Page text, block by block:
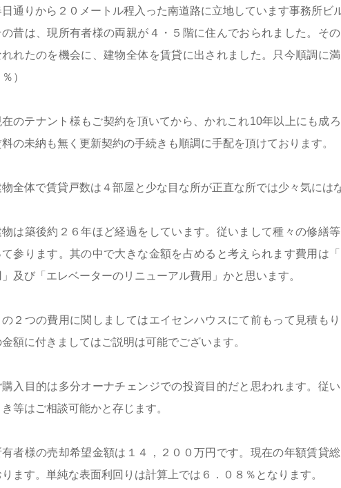
通りから２０メートル程入った南道路に立地しています事務所ビ
の昔は、現所有者様の両親が４・５階に住んでおられました。そ
れれたのを機会に、建物全体を賃貸に出されました。只今順調に
）
在のテナント様もご契約を頂いてから、かれこれ10年以上にも成
の未納も無く更新契約の手続きも順調に手配を頂けております。
全体で賃貸戸数は４部屋と少な目な所が正直な所では少々気には
物は築後約２６年ほど経過をしています。従いまして種々の修繕
て参ります。其の中で大きな金額を占めると考えられます費用は
」及び「エレベーターのリニューアル費用」かと思います。
の２つの費用に関しましてはエイセンハウスにて前もって見積も
額に付きましてはご説明は可能でございます。
購入目的は多分オーナチェンジでの投資目的だと思われます。従
き等はご相談可能かと存じます。
有者様の売却希望金額は１４，２００万円です。現在の年額賃貸
ります。単純な表面利回りは計算上では６．０８％となります。